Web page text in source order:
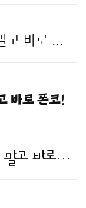
당신이 찾던 그 폰트, 헤매지 말고 바로 폰코!
바로 폰코!
당신이 찾던 그 폰트, 헤매지 말고 바로 폰코!